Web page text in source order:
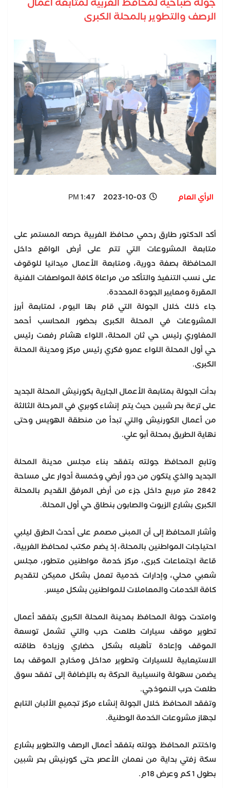
جولة صباحية لمحافظ الغربية لمتابعة أعمال
الرصف والتطوير بالمحلة الكبرى
الرأي العام 2023-10-03 1:47 PM
أكد الدكتور طارق رحمي محافظ الغربية حرصه المستمر على
متابعة المشروعات التي تتم على أرض الواقع داخل
المحافظة بصفة دورية، ومتابعة الأعمال ميدانيا للوقوف
على نسب التنفيذ والتأكد من مراعاة كافة المواصفات الفنية
المقررة ومعايير الجودة المحددة.
جاء ذلك خلال الجولة التي قام بها اليوم، لمتابعة أبرز
المشروعات في المحلة الكبرى بحضور المحاسب أحمد
المغاوري رئيس حي ثان المحلة، اللواء هشام رفعت رئيس
حي أول المحلة اللواء عمرو فكري رئيس مركز ومدينة المحلة
الكبرى.
بدأت الجولة بمتابعة الأعمال الجارية بكورنيش المحلة الجديد
على ترعة بحر شبين حيث يتم إنشاء كوبري في المرحلة الثالثة
من أعمال الكورنيش والتي تبدأ من منطقة الهويس وحتى
نهاية الطريق بمحلة أبو علي.
وتابع المحافظ جولته بتفقد بناء مجلس مدينة المحلة
الجديد والذي يتكون من دور أرضي وخمسة أدوار على مساحة
2842 متر مربع داخل جزء من أرض المرفق القديم بالمحلة
الكبرى بشارع الزيوت والصابون بنطاق حي أول المحلة.
وأشار المحافظ إلى أن المبنى مصمم على أحدث الطرق ليلبي
احتياجات المواطنين بالمحلة، إذ يضم مكتب لمحافظ الغربية،
قاعة اجتماعات كبرى، مركز خدمة مواطنين متطور، مجلس
شعبي محلي، وإدارات خدمية تعمل بشكل مميكن لتقديم
كافة الخدمات والمعاملات للمواطنين بشكل ميسر.
وامتدت جولة المحافظ بمدينة المحلة الكبرى بتفقد أعمال
تطوير موقف سيارات طلعت حرب والتي تشمل توسعة
الموقف وإعادة تأهيله بشكل حضاري وزيادة طاقته
الاستيعابية للسيارات وتطوير مداخل ومخارج الموقف بما
يضمن سهولة وانسيابية الحركة به بالإضافة إلى تفقد سوق
طلعت حرب النموذجي.
وتفقد المحافظ خلال الجولة إنشاء مركز تجميع الألبان التابع
لجهاز مشروعات الخدمة الوطنية.
واختتم المحافظ جولته بتفقد أعمال الرصف والتطوير بشارع
سكة زفتي بداية من نعمان الأعصر حتى كورنيش بحر شبين
بطول 1 كم وعرض 18م.